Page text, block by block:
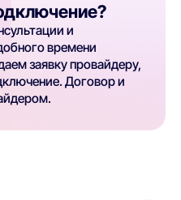
и
времени
заявку провайдеру,
Договор и